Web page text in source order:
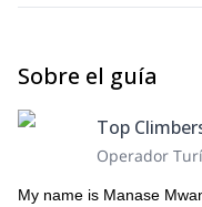
Sobre el guía
Top
Operador
My name is Manase